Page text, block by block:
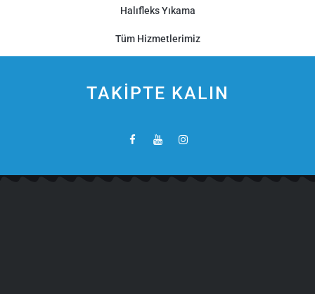
Halıfleks Yıkama
Tüm Hizmetlerimiz
TAKİPTE KALIN